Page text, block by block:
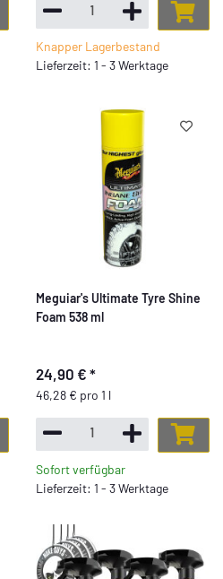
Knapper Lagerbestand
Lieferzeit: 1 - 3 Werktage
Meguiar's Ultimate Tyre Shine
Foam 538 ml
24,90 € *
46,28 € pro 1 l
Sofort verfügbar
Lieferzeit: 1 - 3 Werktage